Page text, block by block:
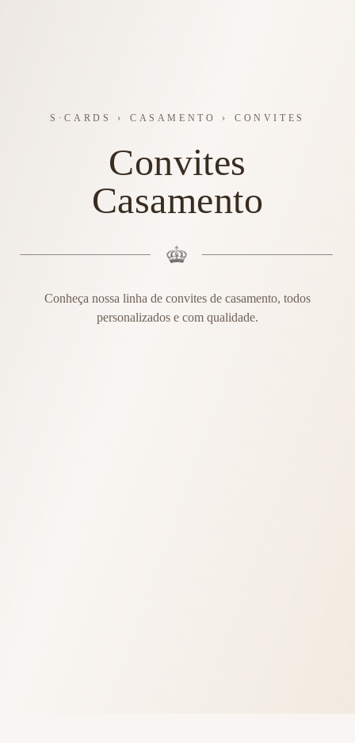
S·CARDS › CASAMENTO › CONVITES
Convites
Casamento
Conheça nossa linha de convites de casamento, todos
personalizados e com qualidade.